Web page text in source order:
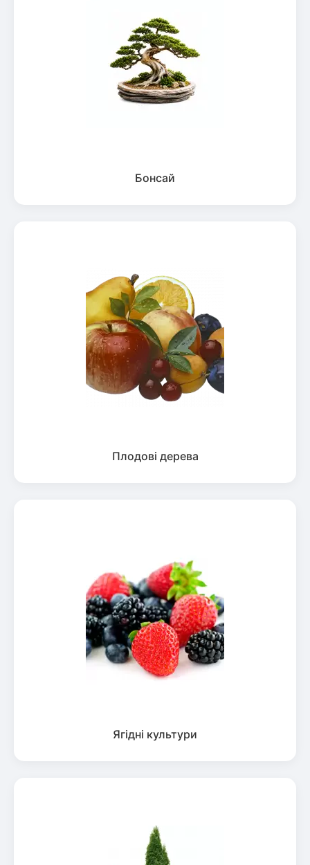
Бонсай
Плодові дерева
Ягідні культури